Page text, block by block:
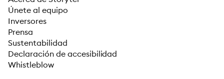
Únete al equipo
Inversores
Prensa
Sustentabilidad
Declaración de accesibilidad
Whistleblow